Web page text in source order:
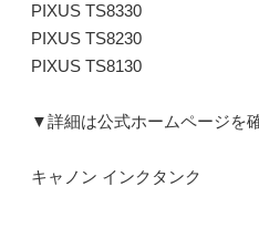
PIXUS TS8330
PIXUS TS8230
PIXUS TS8130
▼詳細は公式ホームページを
キャノン インクタンク